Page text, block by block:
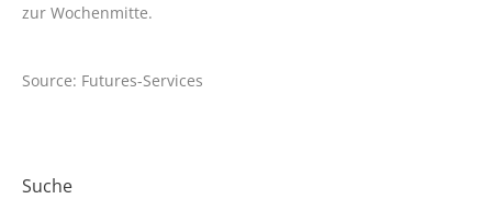
zur Wochenmitte.
Source: Futures-Services
Suche